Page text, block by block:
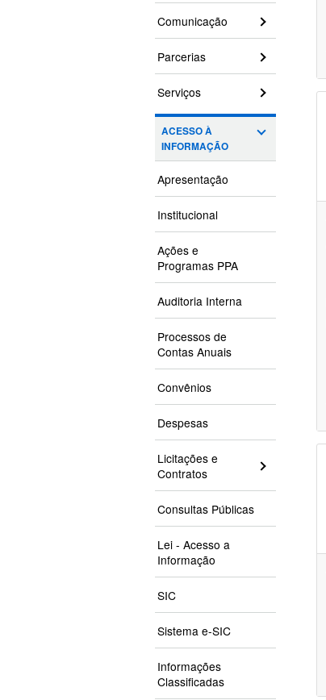
Comunicação
Parcerias
Serviços
ACESSO À
INFORMAÇÃO
Apresentação
Institucional
Ações e
Programas PPA
Auditoria Interna
Processos de
Contas Anuais
Convênios
Despesas
Licitações e
Contratos
Consultas Públicas
Lei - Acesso a
Informação
SIC
Sistema e-SIC
Informações
Classificadas